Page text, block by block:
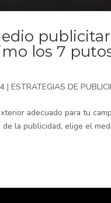
los 7
|ESTRATEGIAS DE
adecuado para tu
la publicidad, elige el